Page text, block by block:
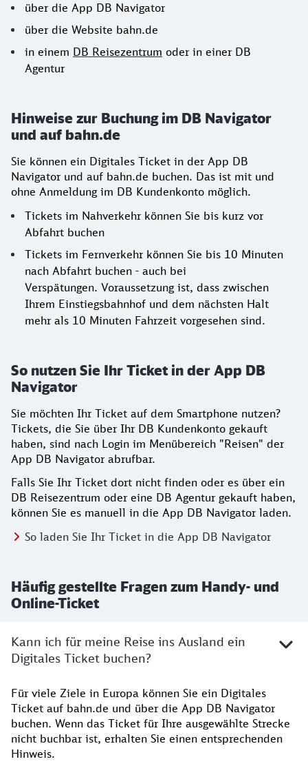
über die App DB Navigator
über die Website bahn.de
in einem DB Reisezentrum oder in einer DB
Agentur
Hinweise zur Buchung im DB Navigator
und auf bahn.de
Sie können ein Digitales Ticket in der App DB
Navigator und auf bahn.de buchen. Das ist mit und
ohne Anmeldung im DB Kundenkonto möglich.
Tickets im Nahverkehr können Sie bis kurz vor
Abfahrt buchen
Tickets im Fernverkehr können Sie bis 10 Minuten
nach Abfahrt buchen - auch bei
Verspätungen. Voraussetzung ist, dass zwischen
Ihrem Einstiegsbahnhof und dem nächsten Halt
mehr als 10 Minuten Fahrzeit vorgesehen sind.
So nutzen Sie Ihr Ticket in der App DB
Navigator
Sie möchten Ihr Ticket auf dem Smartphone nutzen?
Tickets, die Sie über Ihr DB Kundenkonto gekauft
haben, sind nach Login im Menübereich "Reisen" der
App DB Navigator abrufbar.
Falls Sie Ihr Ticket dort nicht finden oder es über ein
DB Reisezentrum oder eine DB Agentur gekauft haben,
können Sie es manuell in die App DB Navigator laden.
So laden Sie Ihr Ticket in die App DB Navigator
Häufig gestellte Fragen zum Handy- und
Online-Ticket
Kann ich für meine Reise ins Ausland ein
Digitales Ticket buchen?
Für viele Ziele in Europa können Sie ein Digitales
Ticket auf bahn.de und über die App DB Navigator
buchen. Wenn das Ticket für Ihre ausgewählte Strecke
nicht buchbar ist, erhalten Sie einen entsprechenden
Hinweis.